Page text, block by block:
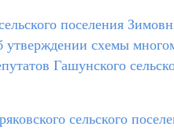
поселения
схемы
Гашунского
сельского